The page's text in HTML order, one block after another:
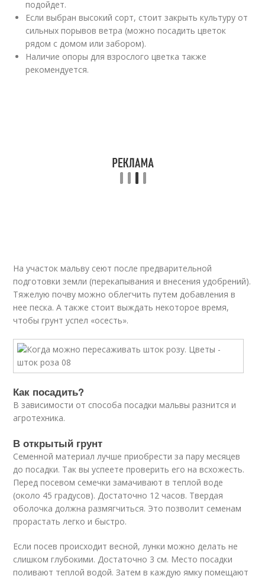
подойдет.
Если выбран высокий сорт, стоит закрыть культуру от
сильных порывов ветра (можно посадить цветок
рядом с домом или забором).
Наличие опоры для взрослого цветка также
рекомендуется.
На участок мальву сеют после предварительной
подготовки земли (перекапывания и внесения удобрений).
Тяжелую почву можно облегчить путем добавления в
нее песка. А также стоит выждать некоторое время,
чтобы грунт успел «осесть».
Как посадить?
В зависимости от способа посадки мальвы разнится и
агротехника.
В открытый грунт
Семенной материал лучше приобрести за пару месяцев
до посадки. Так вы успеете проверить его на всхожесть.
Перед посевом семечки замачивают в теплой воде
(около 45 градусов). Достаточно 12 часов. Твердая
оболочка должна размягчиться. Это позволит семенам
прорастать легко и быстро.
Если посев происходит весной, лунки можно делать не
слишком глубокими. Достаточно 3 см. Место посадки
поливают теплой водой. Затем в каждую ямку помещают